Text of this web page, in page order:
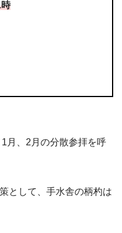
時
月、2月の分散参拝を呼
として、手水舎の柄杓は